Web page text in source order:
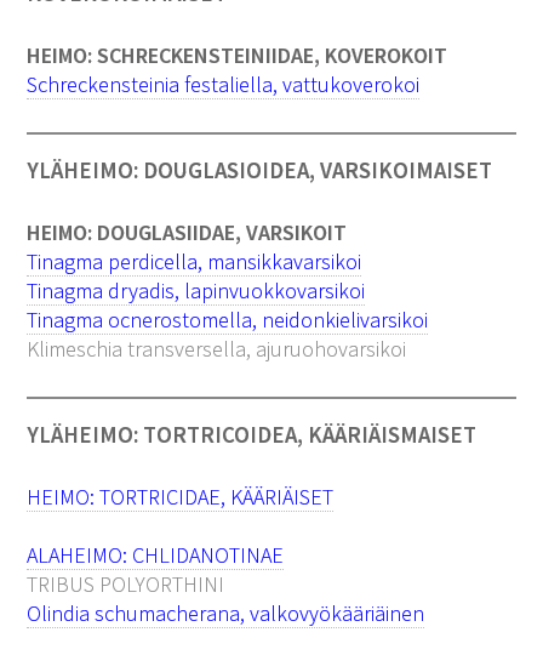
HEIMO: SCHRECKENSTEINIIDAE, KOVEROKOIT
Schreckensteinia festaliella, vattukoverokoi
YLÄHEIMO: DOUGLASIOIDEA, VARSIKOIMAISET
HEIMO: DOUGLASIIDAE, VARSIKOIT
Tinagma perdicella, mansikkavarsikoi
Tinagma dryadis, lapinvuokkovarsikoi
Tinagma ocnerostomella, neidonkielivarsikoi
Klimeschia transversella, ajuruohovarsikoi
YLÄHEIMO: TORTRICOIDEA, KÄÄRIÄISMAISET
HEIMO: TORTRICIDAE, KÄÄRIÄISET
ALAHEIMO: CHLIDANOTINAE
TRIBUS POLYORTHINI
Olindia schumacherana, valkovyökääriäinen